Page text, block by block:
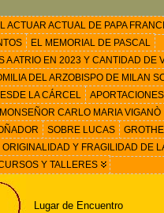
ACTUAR ACTUAL DE PAPA
EL MEMORIAL DE PASCAL
A ATRIO EN 2023 Y CANTIDAD
DEL ARZOBISPO DE MILAN
LA CÁRCEL
CARLO MARIA VIGANÒ
SOBRE LUCAS
ORIGINALIDAD Y FRAGILIDAD DE
CURSOS Y TALLERES
Lugar de Encuentro